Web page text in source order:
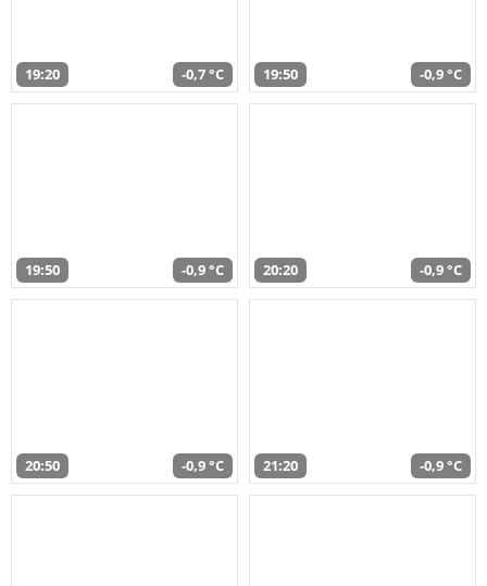
19:20 -0,7 °C 19:50 -0,9 °C
19:50 -0,9 °C 20:20 -0,9 °C
20:50 -0,9 °C 21:20 -0,9 °C